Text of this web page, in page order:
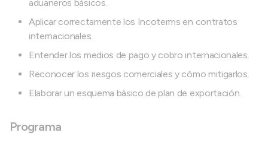
aduaneros básicos.
Aplicar correctamente los Incoterms en contratos
internacionales.
Entender los medios de pago y cobro internacionales.
Reconocer los riesgos comerciales y cómo mitigarlos.
Elaborar un esquema básico de plan de exportación.
Programa